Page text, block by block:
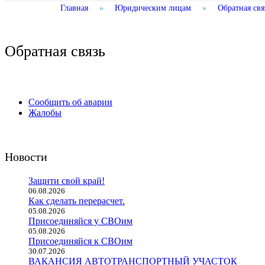
Главная » Юридическим лицам » Обратная
Обратная связь
Сообщить об аварии
Жалобы
Новости
Защити свой край!
06.08.2026
Как сделать перерасчет.
05.08.2026
Присоединяйся у СВОим
05.08.2026
Присоединяйся к СВОим
30.07.2026
ВАКАНСИЯ АВТОТРАНСПОРТНЫЙ УЧАСТОК